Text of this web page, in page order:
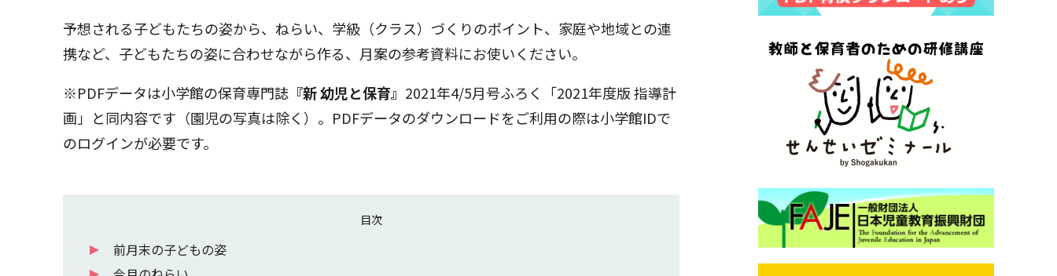
予想される子どもたちの姿から、ねらい、学級（クラス）づくりのポイント、家庭や地域との連
携など、子どもたちの姿に合わせながら作る、月案の参考資料にお使いください。
※PDFデータは小学館の保育専門誌 『新 幼児と保育』 2021年4/5月号ふろく「2021年度版 指導計
画」と同内容です（園児の写真は除く）。PDFデータのダウンロードをご利用の際は小学館IDで
のログインが必要です。
目次
前月末の子どもの姿